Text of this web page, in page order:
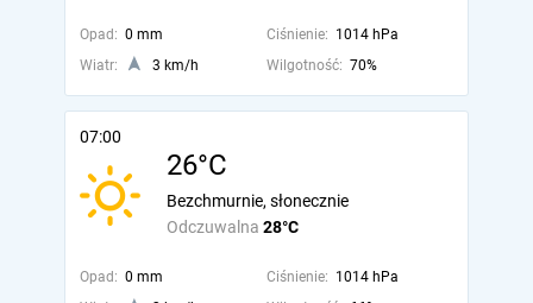
Opad: 0 mm Ciśnienie: 1014 hPa
Wiatr:
3 km/h Wilgotność: 70%
07:00
26°C
Odczuwalna 28°C
Bezchmurnie, słonecznie
Opad: 0 mm Ciśnienie: 1014 hPa